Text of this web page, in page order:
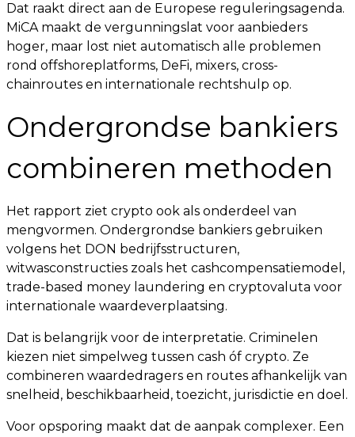
Dat raakt direct aan de Europese reguleringsagenda.
MiCA maakt de vergunningslat voor aanbieders
hoger, maar lost niet automatisch alle problemen
rond offshoreplatforms, DeFi, mixers, cross-
chainroutes en internationale rechtshulp op.
Ondergrondse bankiers
combineren methoden
Het rapport ziet crypto ook als onderdeel van
mengvormen. Ondergrondse bankiers gebruiken
volgens het DON bedrijfsstructuren,
witwasconstructies zoals het cashcompensatiemodel,
trade-based money laundering en cryptovaluta voor
internationale waardeverplaatsing.
Dat is belangrijk voor de interpretatie. Criminelen
kiezen niet simpelweg tussen cash óf crypto. Ze
combineren waardedragers en routes afhankelijk van
snelheid, beschikbaarheid, toezicht, jurisdictie en doel.
Voor opsporing maakt dat de aanpak complexer. Een